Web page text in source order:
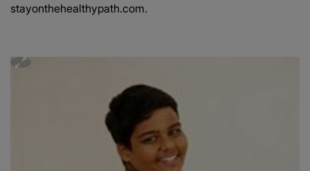
stayonthehealthypath.com.